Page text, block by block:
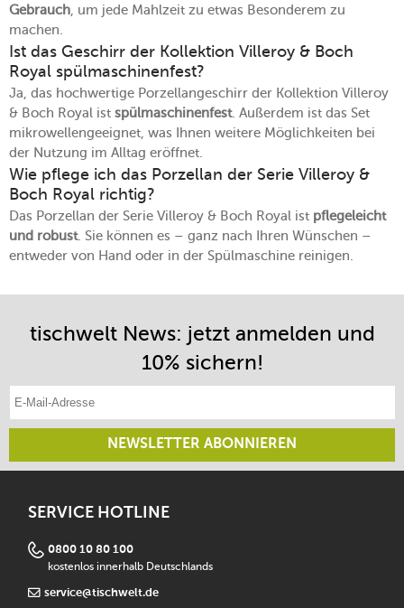
Gebrauch, um jede Mahlzeit zu etwas Besonderem zu
machen.
Ist das Geschirr der Kollektion Villeroy & Boch
Royal spülmaschinenfest?
Ja, das hochwertige Porzellangeschirr der Kollektion Villeroy
& Boch Royal ist spülmaschinenfest. Außerdem ist das Set
mikrowellengeeignet, was Ihnen weitere Möglichkeiten bei
der Nutzung im Alltag eröffnet.
Wie pflege ich das Porzellan der Serie Villeroy &
Boch Royal richtig?
Das Porzellan der Serie Villeroy & Boch Royal ist pflegeleicht
und robust. Sie können es – ganz nach Ihren Wünschen –
entweder von Hand oder in der Spülmaschine reinigen.
tischwelt News: jetzt anmelden und
10% sichern!
NEWSLETTER ABONNIEREN
SERVICE HOTLINE
0800 10 80 100
kostenlos innerhalb Deutschlands
service@tischwelt.de